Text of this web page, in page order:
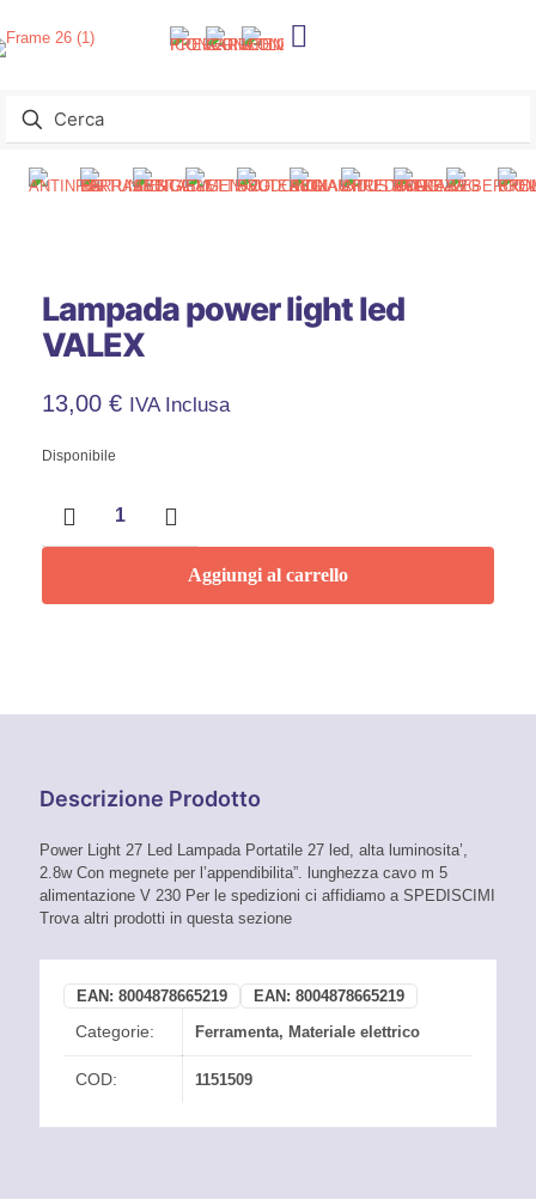
Lampada power light led
VALEX
13,00 € IVA Inclusa
Disponibile
light
quantità
Aggiungi al carrello
Descrizione Prodotto
Power Light 27 Led Lampada Portatile 27 led, alta luminosita’,
2.8w Con megnete per l’appendibilita”. lunghezza cavo m 5
alimentazione V 230 Per le spedizioni ci affidiamo a SPEDISCIMI
Trova altri prodotti in questa sezione
EAN: 8004878665219 EAN: 8004878665219
Categorie: Ferramenta, Materiale elettrico
COD: 1151509